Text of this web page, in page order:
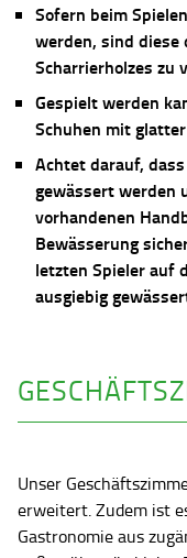
Sofern beim
werden, sind diese
Scharrierholzes zu
Gespielt werden
Schuhen mit
Achtet darauf,
gewässert werden
vorhandenen
Bewässerung
letzten Spieler auf
ausgiebig
Unser
erweitert. Zudem ist
Gastronomie aus